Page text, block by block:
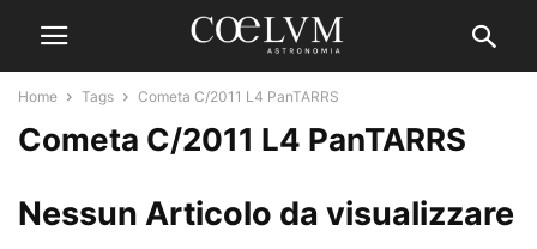
Home Tags Cometa C/2011 L4 PanTARRS
Cometa C/2011 L4 PanTARRS
Nessun Articolo da visualizzare